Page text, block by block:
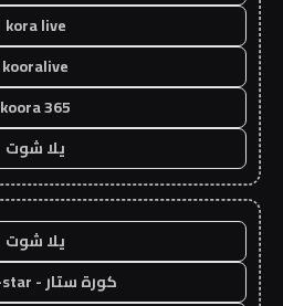
kora live
kooralive
koora 365
يلا شوت
يلا شوت
كورة ستار - koora-star